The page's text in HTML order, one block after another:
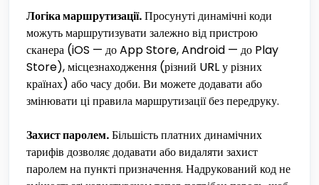
Логіка маршрутизації.Просунуті динамічні коди
можуть маршрутизувати залежно від пристрою
сканера (iOS — до App Store, Android — до Play
Store), місцезнаходження (різний URL у різних
країнах) або часу доби. Ви можете додавати або
змінювати ці правила маршрутизації без передруку.
Захист паролем.Більшість платних динамічних
тарифів дозволяє додавати або видаляти захист
паролем на пункті призначення. Надрукований код не